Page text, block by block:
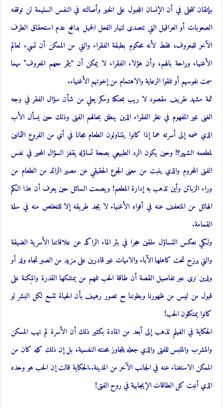
بإتقان تتجلى في أن الإنسان المجبول على الخير وأصالته في النفس السليمة لن توقفه
الصعوبات أو العراقيل التي تتصدى لتيار الفعل الجميل بدافع عدم استحقاق الطرف
الآخر للمعروف، فقط لأنه محكوم بطبقة الفقراء والتي من الممكن أن تسيء لعالم
الأغنياء وراحة بالهم، وأن هؤلاء الفقراء لا يمكن أن “يثمر معهم المعروف” مهما
سمت نفوسهم أو تلقوا الرعاية والاهتمام من إخوتهم الأغنياء.
ثمة مشهد طريف مقصود لا ريب بحنكة ومكر يعلي من شأن سؤال الفقر في وجه
الغنى غير المفهوم في نظر الفقراء الذين ينطق بحالهم الفتى وذلك حين يسأل الأب
الذي ضمه إلى أسرته عما إذا كانوا يتناولون الطعام مجانا في أي من الفروع الثمانين
لمطعمه الشهير؟! وحين يكون الرد الطبيعي بصحة تساؤله يقفز السؤال المحير في نفس
الفتى المحروم والذي ينبت من معنى الجوع الحقيقي عن مصير الزائد من الطعام من
وراء الزبائن وأين تذهب به إدارة المطعم! ويصمت السائل حين يعرف أن هذا الكم
الهائل من المتعفف عنه في أفواه الأغنياء لا يجد طريقه إلا للتخلص منه في سلة
القمامة.
ولكي نعكس التساؤل ملقين حجرا في بئر الماء الراكد عن علاقاتنا الأسرية الضيقة
والتي يرزح تحت كاهلها الآباء والامهات غير قادرين على مزيد من الصبر تجاه ولد أو
ولدين نرى عبر تفاصيل القصة أن طاقة الحب تلهم من يمتلكها القدرة والمِكنة على
قبول من ليس من ظهورنا وبطوننا مع تصور رهيف بأن الحياة تتسع لكل البشر لو
كانوا يمتكلون الحب!
الحكاية في الفيلم تذهب إلى أبعد من المادة بكثير ذلك أن الأسرة لم تهب المسكن
والمشرب والملبس للفتى والذي جعله يتجاوز محنته النفسية، بل إن ذلك كله كان من
الممكن الاستغناء عنه في الجانب الآخر من المدينة..الحكاية قالت إن الحب هو وحده
الذي أنبت كل الطاقات الإيجابية في روح الفتى!